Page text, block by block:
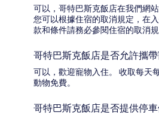
可以，哥特巴斯克飯店在我們網
您可以根據住宿的取消規定，在
款和條件請務必參閱住宿的取消規
哥特巴斯克飯店是否允許攜帶
可以，歡迎寵物入住。 收取每天
動物免費。
哥特巴斯克飯店是否提供停車